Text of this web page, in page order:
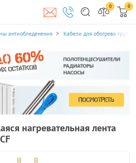
0 0
антиобледенения Кабели для обогрева
нагревательная лента